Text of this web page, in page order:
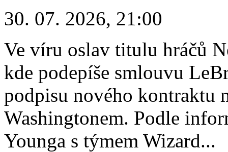
30. 07. 2026, 21:00
Ve víru oslav titulu hráčů
kde podepíše smlouvu
podpisu nového kontraktu
Washingtonem. Podle
Younga s týmem Wizard...